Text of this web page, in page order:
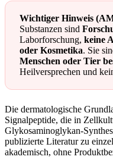
Wichtiger Hinweis
Substanzen sind
Laborforschung, keine
oder Kosmetika. Sie
Menschen oder Tier
Heilversprechen und
Die dermatologische
Signalpeptide, die in
Glykosaminoglykan-
publizierte Literatur zu
akademisch, ohne